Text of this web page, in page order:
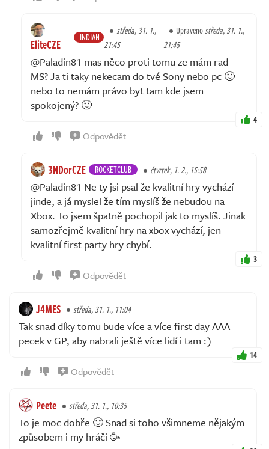
EliteCZE INDIAN
středa, 31. 1.,
21:45
Upravenostředa, 31. 1.,
21:45
@Paladin81 mas něco proti tomu ze mám rad
MS? Ja ti taky nekecam do tvé Sony nebo pc 🙂
nebo to nemám právo byt tam kde jsem
spokojený? 🙂
4
Odpovědět
3NDorCZE ROCKETCLUB čtvrtek, 1. 2., 15:58
@Paladin81 Ne ty jsi psal že kvalitní hry vychází
jinde, a já myslel že tím myslíš že nebudou na
Xbox. To jsem špatně pochopil jak to myslíš. Jinak
samozřejmě kvalitní hry na xbox vychází, jen
kvalitní first party hry chybí.
3
Odpovědět
J4MES středa, 31. 1., 11:04
Tak snad díky tomu bude více a více first day AAA
pecek v GP, aby nabrali ještě více lidí i tam :)
14
Odpovědět
Peete středa, 31. 1., 10:35
To je moc dobře 🙂 Snad si toho všimneme nějakým
způsobem i my hráči 🥳